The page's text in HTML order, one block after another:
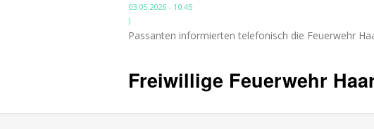
03.05.2026 - 10:45
)
Passanten informierten telefonisch die Feuerwehr
Freiwillige Feuerwehr